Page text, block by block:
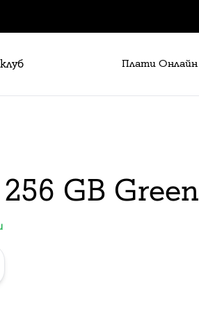
Плати Oнлайн
GB Green